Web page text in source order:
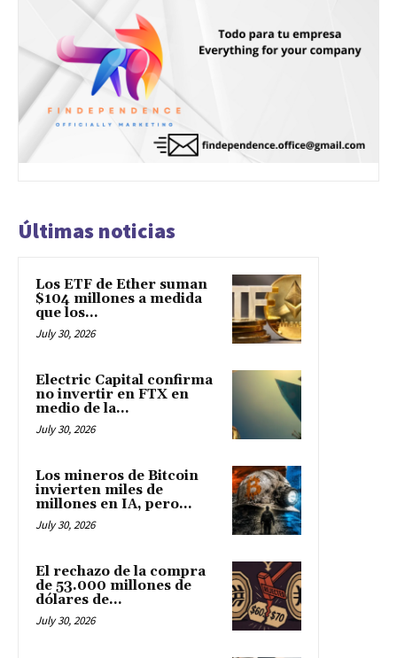
Últimas noticias
Los ETF de Ether suman
$104 millones a medida
que los...
July 30, 2026
Electric Capital confirma
no invertir en FTX en
medio de la...
July 30, 2026
Los mineros de Bitcoin
invierten miles de
millones en IA, pero...
July 30, 2026
El rechazo de la compra
de 53.000 millones de
dólares de...
July 30, 2026